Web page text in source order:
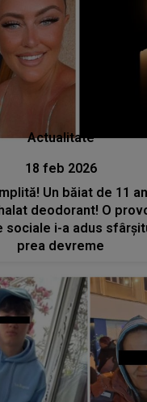
Actualitate
18 feb 2026
Un băiat de 11
deodorant! O
sociale i-a adus
prea devreme